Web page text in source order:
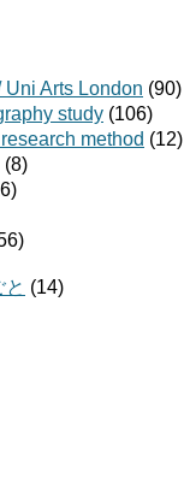
Uni Arts London (90)
study (106)
method (12)
(8)
(14)